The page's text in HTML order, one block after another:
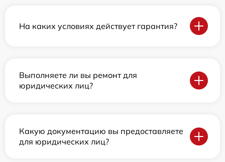
На каких условиях действует гарантия?
Выполняете ли вы ремонт для
юридических лиц?
Какую документацию вы предоставляете
для юридических лиц?